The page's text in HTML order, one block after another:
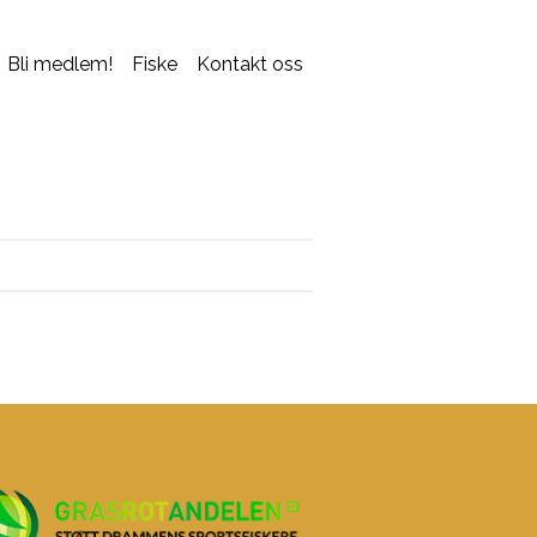
Bli medlem! Fiske Kontakt oss